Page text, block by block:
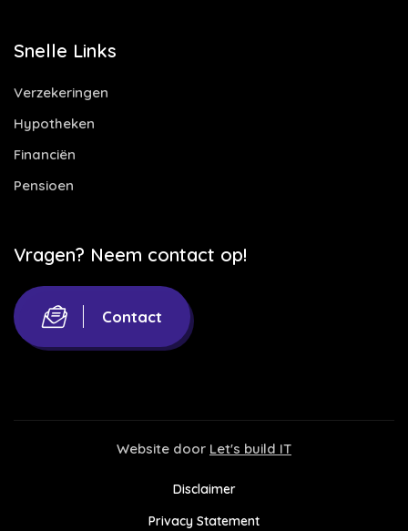
Snelle Links
Verzekeringen
Hypotheken
Financiën
Pensioen
Vragen? Neem contact op!
Contact
Website door Let's build IT
Disclaimer
Privacy Statement